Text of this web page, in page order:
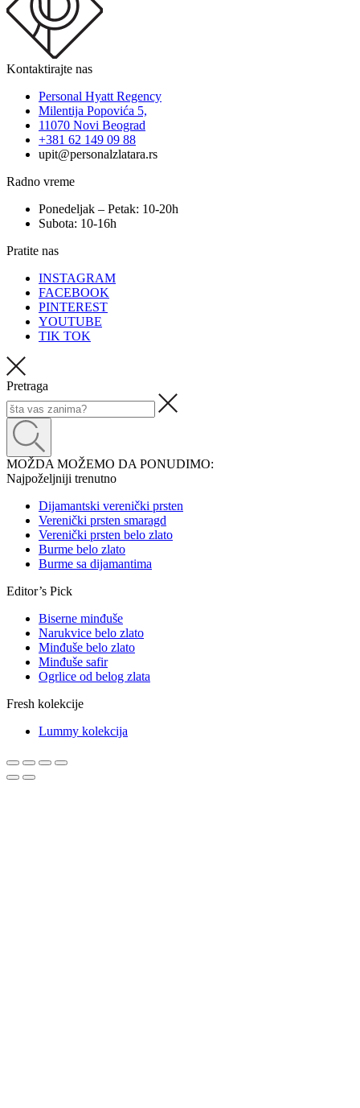
Kontaktirajte nas
Personal Hyatt Regency
Milentija Popovića 5,
11070 Novi Beograd
+381 62 149 09 88
upit@personalzlatara.rs
Radno vreme
Ponedeljak – Petak: 10-20h
Subota: 10-16h
Pratite nas
INSTAGRAM
FACEBOOK
PINTEREST
YOUTUBE
TIK TOK
Pretraga
MOŽDA MOŽEMO DA PONUDIMO:
Najpoželjniji trenutno
Dijamantski verenički prsten
Verenički prsten smaragd
Verenički prsten belo zlato
Burme belo zlato
Burme sa dijamantima
Editor’s Pick
Biserne minđuše
Narukvice belo zlato
Minđuše belo zlato
Minđuše safir
Ogrlice od belog zlata
Fresh kolekcije
Lummy kolekcija